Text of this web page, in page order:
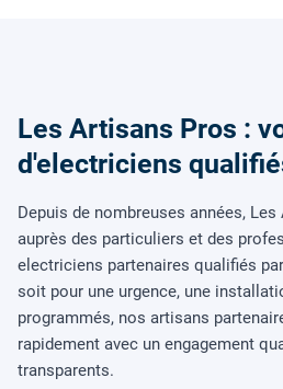
Les Artisans Pros :
d'electriciens
Depuis de nombreuses années,
auprès des particuliers et des
electriciens partenaires qualifiés
soit pour une urgence, une
programmés, nos artisans
rapidement avec un engagement
transparents.